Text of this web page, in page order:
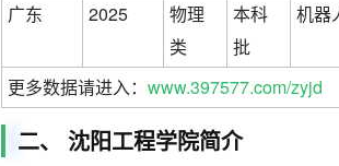
广东 2025
物理
类
本科
批
机器
更多数据请进入： www.397577.com/zyjd
二、 沈阳工程学院简介